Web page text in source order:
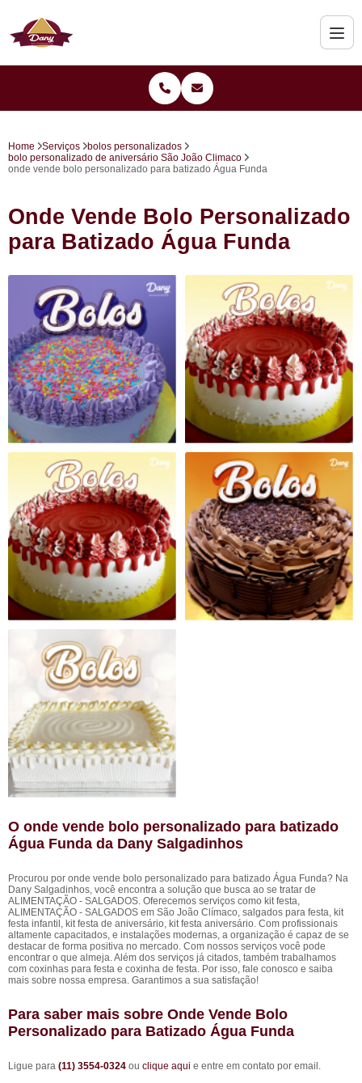
Home Serviços
bolos personalizados
bolo personalizado de aniversário São João Climaco
onde vende bolo personalizado para batizado Água Funda
Onde Vende Bolo Personalizado
para Batizado Água Funda
O onde vende bolo personalizado para batizado
Água Funda da Dany Salgadinhos
Procurou por onde vende bolo personalizado para batizado Água Funda? Na
Dany Salgadinhos, você encontra a solução que busca ao se tratar de
ALIMENTAÇÃO - SALGADOS. Oferecemos serviços como kit festa,
ALIMENTAÇÃO - SALGADOS em São João Clímaco, salgados para festa, kit
festa infantil, kit festa de aniversário, kit festa aniversário. Com profissionais
altamente capacitados, e instalações modernas, a organização é capaz de se
destacar de forma positiva no mercado. Com nossos serviços você pode
encontrar o que almeja. Além dos serviços já citados, também trabalhamos
com coxinhas para festa e coxinha de festa. Por isso, fale conosco e saiba
mais sobre nossa empresa. Garantimos a sua satisfação!
Para saber mais sobre Onde Vende Bolo
Personalizado para Batizado Água Funda
Ligue para (11) 3554-0324 ou clique aqui e entre em contato por email.